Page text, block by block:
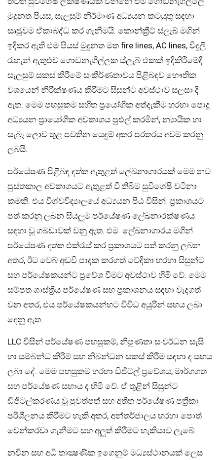
මුදුනත පියස, සැලසුම් නිර්මාණ අධ්‍යයන කටයුතු සඳහා
සෘජුවම ඒකාබද්ධ කර ගැනීමයි. කොන්ක්‍රීට් ස්ලැබ් මගින්
ඉදිකර ඇති එම පියස් මුදුනත මත fire lines, AC lines, විදුලි
රැහැන් ඇතුළුව ගොඩනැගිල්ලක ස්ලැබ් එකක් ඉදිකිරීමේදී
සැලසුම් සකස් කිරීමේ සංකීර්ණතාවය පිළිබඳව භෞතික
වශයෙන් නිරීක්ෂණය කිරීමට සිසුන්ට අවස්ථාව සලසා දී
ඇත. මෙම පහසුකම සහිත ප්‍රයෝගික අත්දැකීම හරහා පොදු
අධ්‍යයන ප්‍රායෝගික අවකාශය පුළුල් කරමින්, න්‍යායික හා
සැබෑ ලොව තුළ පවතින යෙදුම් අතර පරතරය අවම කරනු
ලබයි.
පර්යේෂණ පිළිබඳ දත්ත ඇතුළත් ලේඛනාගාරයක් මෙම නව
පුස්තකාල අවකාශයට ඇතුළත් වී තිබීම සුවිශේෂී වටිනා
කමකි. එය විශ්වවිද්‍යාලයේ අධ්‍යයන පීඨ විසින් ප්‍රකාශයට
පත් කරනු ලබන සියලුම පර්යේෂණ ලේඛනාරක්ෂණය
සඳහා වූ ගබඩාවක් වනු ඇත. එම ලේඛනාගාරය මගින්
පර්යේෂණ දත්ත එක්රැස් කර ප්‍රකාශයට පත් කරනු ලබන
අතර, ඊට වෙබ් අඩවි පාදක කරගත් වේදිකා හරහා සිසුන්ට
සහ පර්යේෂකයන්ට ප්‍රවේශ වීමට අවස්ථාව හිමි වේ. මෙම
සම්පත ශාස්ත්‍රීය පර්යේෂණ සහ ප්‍රකාශනය සඳහා වැදගත්
වන අතර, එය පර්යේෂකයන්හට විවිධ අයුරින් සහය ලබා
දෙනු ඇත.
LLC විසින් පර්යේෂණ පහසුකම්, නිපුණතා සංවර්ධන සැසි
හා සම්බන්ධ කිරීම් සහ නිබන්ධන සකස් කිරීම සඳහා ද සහය
ලබා දේ. මෙම පහසුකම හරහා ඩිජිටල් ප්‍රවේශය, මාර්ගගත
සහ පර්යේෂණ සහාය ද හිමි වේ. ඒ තුළින් සිසුන්ට
ඩිජිටල්කරණය වූ පුවත්පත් සහ අතීත පර්යේෂණ පත්‍රිකා
පරිශීලනය කිරීමට හැකි අතර, අන්තර්ජාලය හරහා පොත්
වෙන්කරවා ගැනීමට සහ අලුත් කිරීමට හැකියාව ලැබේ.
නවීන සහ අධි තාක්‍ෂණික ඉගෙනුම් මධ්‍යස්ථානයක් ලෙස